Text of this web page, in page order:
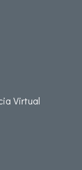
Virtual